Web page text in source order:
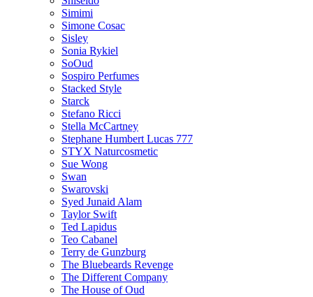
Simimi
Simone Cosac
Sisley
Sonia Rykiel
SoOud
Sospiro Perfumes
Stacked Style
Starck
Stefano Ricci
Stella McCartney
Stephane Humbert Lucas 777
STYX Naturсosmetic
Sue Wong
Swan
Swarovski
Syed Junaid Alam
Taylor Swift
Ted Lapidus
Teo Cabanel
Terry de Gunzburg
The Bluebeards Revenge
The Different Company
The House of Oud